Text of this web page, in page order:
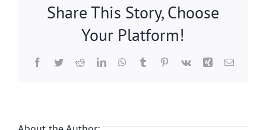
Share This Story, Choose
Your Platform!
Facebook
TwitterRedditLinkedInWhatsApp
TumblrPinterest
Vk Xing Email: